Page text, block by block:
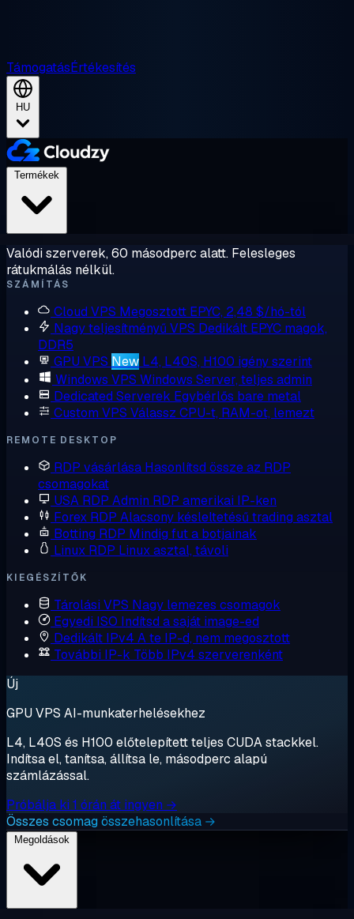
TámogatásÉrtékesítés
HU
Valódi szerverek, 60 másodperc alatt. Felesleges
rátukmálás nélkül.
SZÁMÍTÁS
Cloud VPS Megosztott EPYC, 2,48 $/hó-tól
Nagy teljesítményű VPS Dedikált EPYC magok,
DDR5
GPU VPS New L4, L40S, H100 igény szerint
Windows VPS Windows Server, teljes admin
Dedicated Serverek Egybérlős bare metal
Custom VPS Válassz CPU-t, RAM-ot, lemezt
REMOTE DESKTOP
RDP vásárlása Hasonlítsd össze az RDP
csomagokat
USA RDP Admin RDP amerikai IP-ken
Forex RDP Alacsony késleltetésű trading asztal
Botting RDP Mindig fut a botjainak
Linux RDP Linux asztal, távoli
KIEGÉSZÍTŐK
Tárolási VPS Nagy lemezes csomagok
Egyedi ISO Indítsd a saját image-ed
Dedikált IPv4 A te IP-d, nem megosztott
További IP-k Több IPv4 szerverenként
Új
GPU VPS AI-munkaterhelésekhez
L4, L40S és H100 előtelepített teljes CUDA stackkel.
Indítsa el, tanítsa, állítsa le, másodperc alapú
számlázással.
Próbálja ki 1 órán át ingyen →
Összes csomag összehasonlítása →